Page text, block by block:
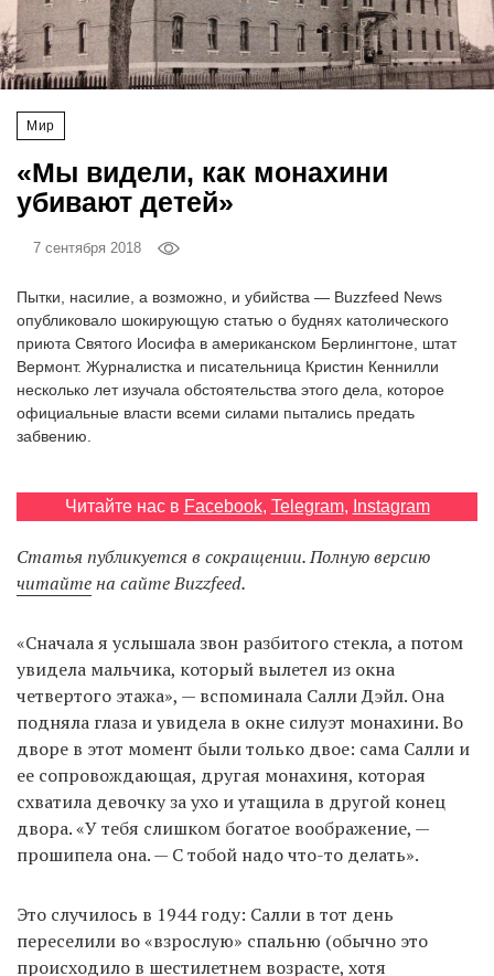
Мир
«Мы видели, как монахини
убивают детей»
7 сентября 2018
Пытки, насилие, а возможно, и убийства — Buzzfeed News
опубликовало шокирующую статью о буднях католического
приюта Святого Иосифа в американском Берлингтоне, штат
Вермонт. Журналистка и писательница Кристин Кеннилли
несколько лет изучала обстоятельства этого дела, которое
официальные власти всеми силами пытались предать
забвению.
Читайте нас в Facebook, Telegram, Instagram
Статья публикуется в сокращении. Полную версию
читайтена сайте Buzzfeed.
«Сначала я услышала звон разбитого стекла, а потом
увидела мальчика, который вылетел из окна
четвертого этажа», — вспоминала Салли Дэйл. Она
подняла глаза и увидела в окне силуэт монахини. Во
дворе в этот момент были только двое: сама Салли и
ее сопровождающая, другая монахиня, которая
схватила девочку за ухо и утащила в другой конец
двора. «У тебя слишком богатое воображение, —
прошипела она. — С тобой надо что-то делать».
Это случилось в 1944 году: Салли в тот день
переселили во «взрослую» спальню (обычно это
происходило в шестилетнем возрасте, хотя